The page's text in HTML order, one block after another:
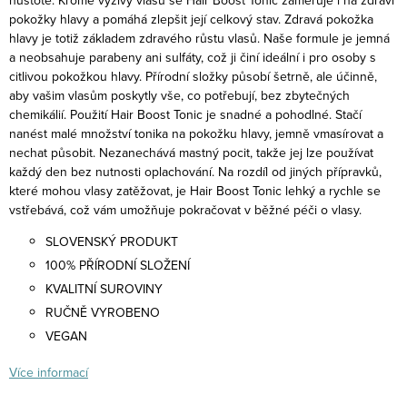
pokožky hlavy a pomáhá zlepšit její celkový stav. Zdravá pokožka
hlavy je totiž základem zdravého růstu vlasů. Naše formule je jemná
a neobsahuje parabeny ani sulfáty, což ji činí ideální i pro osoby s
citlivou pokožkou hlavy. Přírodní složky působí šetrně, ale účinně,
aby vašim vlasům poskytly vše, co potřebují, bez zbytečných
chemikálií. Použití Hair Boost Tonic je snadné a pohodlné. Stačí
nanést malé množství tonika na pokožku hlavy, jemně vmasírovat a
nechat působit. Nezanechává mastný pocit, takže jej lze používat
každý den bez nutnosti oplachování. Na rozdíl od jiných přípravků,
které mohou vlasy zatěžovat, je Hair Boost Tonic lehký a rychle se
vstřebává, což vám umožňuje pokračovat v běžné péči o vlasy.
SLOVENSKÝ PRODUKT
100% PŘÍRODNÍ SLOŽENÍ
KVALITNÍ SUROVINY
RUČNĚ VYROBENO
VEGAN
Více informací